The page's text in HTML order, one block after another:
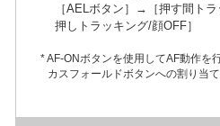
［AELボタン］→［押す間ト
押しトラッキング/顔OFF］
* AF-ONボタンを使用してAF動作を
カスフォールドボタンへの割り当